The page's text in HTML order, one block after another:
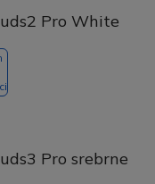
Pro White
Pro srebrne